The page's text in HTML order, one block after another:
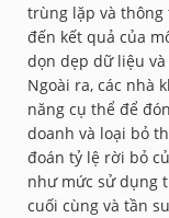
trùng lặp và
đến kết quả của
dọn dẹp dữ liệu
Ngoài ra, các nhà
năng cụ thể để
doanh và loại bỏ
đoán tỷ lệ rời bỏ
như mức sử dụng
cuối cùng và tần